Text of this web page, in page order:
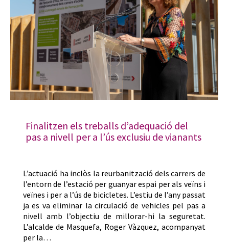
Finalitzen els treballs d’adequació del
pas a nivell per a l’ús exclusiu de vianants
L’actuació ha inclòs la reurbanització dels carrers de
l’entorn de l’estació per guanyar espai per als veïns i
veïnes i per a l’ús de bicicletes. L’estiu de l’any passat
ja es va eliminar la circulació de vehicles pel pas a
nivell amb l’objectiu de millorar-hi la seguretat.
L’alcalde de Masquefa, Roger Vàzquez, acompanyat
per la…